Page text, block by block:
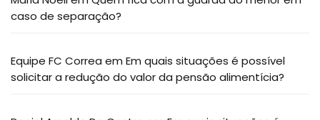
caso de separação?
Equipe FC Correa em Em quais situações é possível
solicitar a redução do valor da pensão alimentícia?